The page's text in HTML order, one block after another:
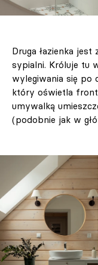
Druga łazienka
sypialni. Króluje tu
wylegiwania się po
który oświetla
umywalką
(podobnie jak w